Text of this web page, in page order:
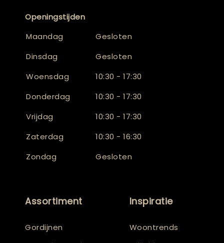
Openingstijden
Maandag
Gesloten
Dinsdag
Gesloten
Woensdag
10:30 - 17:30
Donderdag
10:30 - 17:30
Vrijdag
10:30 - 17:30
Zaterdag
10:30 - 16:30
Zondag
Gesloten
Assortiment
Gordijnen
Inspiratie
Woontrends